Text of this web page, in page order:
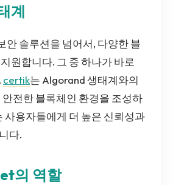
계
안 솔루션을 넘어서, 다양한 블
원합니다. 그 중 하나가 바로
certik는 Algorand 생태계와의
전한 블록체인 환경을 조성하
사용자들에게 더 높은 신뢰성과
다.
의 역할